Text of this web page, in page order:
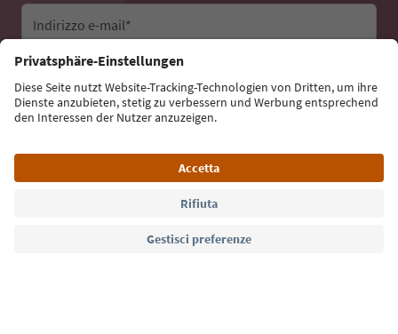
Indirizzo e-mail*
Iscriviti alla newsletter